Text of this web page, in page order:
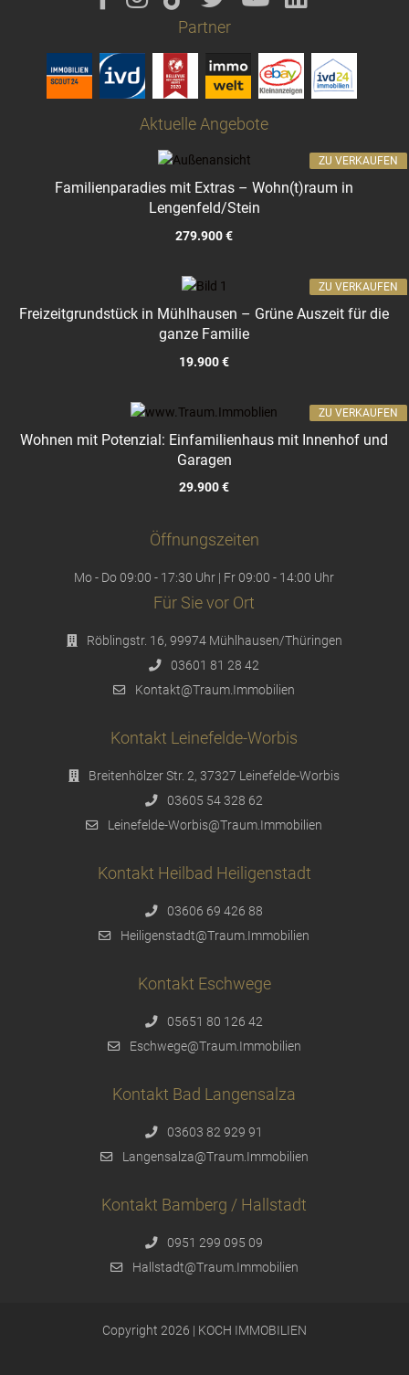
Partner
Aktuelle Angebote
Familienparadies mit Extras – Wohn(t)raum in
Lengenfeld/Stein
279.900 €
ZU VERKAUFEN
Freizeitgrundstück in Mühlhausen – Grüne Auszeit für die
ganze Familie
19.900 €
ZU VERKAUFEN
Wohnen mit Potenzial: Einfamilienhaus mit Innenhof und
Garagen
29.900 €
ZU VERKAUFEN
Öffnungszeiten
Mo - Do 09:00 - 17:30 Uhr | Fr 09:00 - 14:00 Uhr
Für Sie vor Ort
Röblingstr. 16, 99974 Mühlhausen/Thüringen
03601 81 28 42
Kontakt@Traum.Immobilien
Kontakt Leinefelde-Worbis
Breitenhölzer Str. 2, 37327 Leinefelde-Worbis
03605 54 328 62
Leinefelde-Worbis@Traum.Immobilien
Kontakt Heilbad Heiligenstadt
03606 69 426 88
Heiligenstadt@Traum.Immobilien
Kontakt Eschwege
05651 80 126 42
Eschwege@Traum.Immobilien
Kontakt Bad Langensalza
03603 82 929 91
Langensalza@Traum.Immobilien
Kontakt Bamberg / Hallstadt
0951 299 095 09
Hallstadt@Traum.Immobilien
Copyright 2026 | KOCH IMMOBILIEN